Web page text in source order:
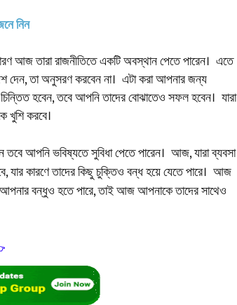
নিন
আজ তারা রাজনীতিতে একটি অবস্থান পেতে পারেন। এতে
দেন, তা অনুসরণ করবেন না। এটা করা আপনার জন্য
হবেন, তবে আপনি তাদের বোঝাতেও সফল হবেন। যারা
খুশি করবে।
আপনি ভবিষ্যতে সুবিধা পেতে পারেন। আজ, যারা ব্যবসা
যার কারণে তাদের কিছু চুক্তিও বন্ধ হয়ে যেতে পারে। আজ
বন্ধুও হতে পারে, তাই আজ আপনাকে তাদের সাথেও